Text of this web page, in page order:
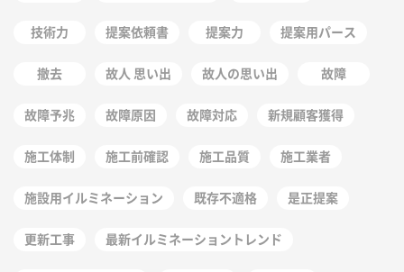
技術力 提案依頼書 提案力 提案用パース
撤去 故人 思い出 故人の思い出 故障
故障予兆 故障原因 故障対応 新規顧客獲得
施工体制 施工前確認 施工品質 施工業者
施設用イルミネーション 既存不適格 是正提案
更新工事 最新イルミネーショントレンド